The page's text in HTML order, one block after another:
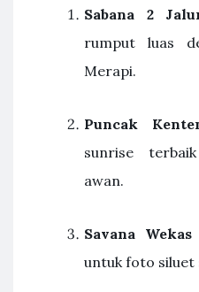
Sabana 2
rumput luas
Merapi.
Puncak
sunrise
awan.
Savana Wekas
untuk foto siluet